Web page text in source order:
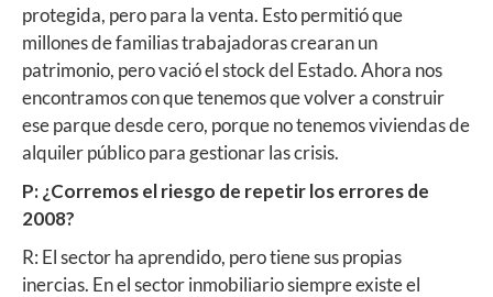
protegida, pero para la venta. Esto permitió que
millones de familias trabajadoras crearan un
patrimonio, pero vació el stock del Estado. Ahora nos
encontramos con que tenemos que volver a construir
ese parque desde cero, porque no tenemos viviendas de
alquiler público para gestionar las crisis.
P: ¿Corremos el riesgo de repetir los errores de
2008?
R: El sector ha aprendido, pero tiene sus propias
inercias. En el sector inmobiliario siempre existe el